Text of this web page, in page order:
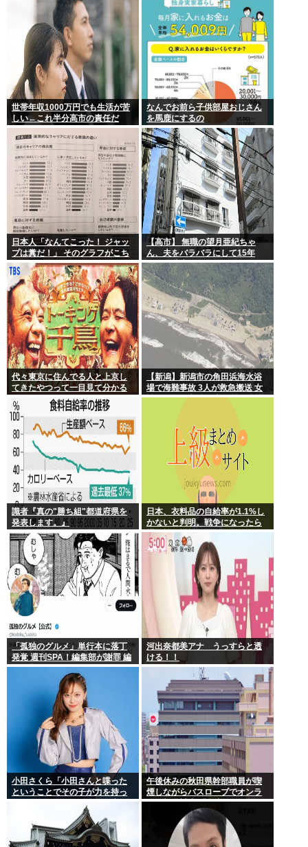
代だったな
世帯年収1000万円でも生活が苦
しい←これ半分高市の責任だ
ろ…
なんでお前ら子供部屋おじさん
を馬鹿にするの
日本人「なんてこった！ ジャッ
プは糞だ！」 そのグラフがこち
ら。
【高市】 無職の望月亜紀ちゃ
ん、夫をバラバラにして15年
間、冷凍庫で保存
代々東京に住んでる人と上京し
てきたやつって一目見て分かる
よね。あれなんで？
【新潟】新潟市の角田浜海水浴
場で海難事故 3人が救急搬送 女
性と男児が心肺停止 男性は意識
識者『真の"勝ち組"都道府県を
発表します。』
日本、衣料品の自給率が1.1%し
かないと判明。戦争になったら
裸で戦う模様www
「孤独のグルメ」単行本に落丁
発覚 週刊SPA！編集部が謝罪 編
集・印刷工程で不備
河出奈都美アナ うっすらと透
ける！！
小田さくら「小田さんと喋った
ということでその子が力を持っ
てしまわないように、研修生と
午後休みの秋田県幹部職員が喫
煙しながらバスローブでオンラ
イン報道対応 「自宅」との説明
に疑義 背景がラブホテルの客室
ような壁紙